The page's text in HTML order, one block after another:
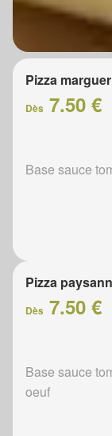
Pizza
Dès 7.50 €
Base sauce
Pizza
Dès 7.50 €
Base sauce
oeuf